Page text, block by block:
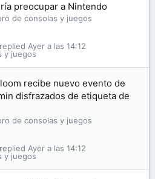
preocupar a Nintendo
de consolas y juegos
y juegos
Ayer a las 14:12
recibe nuevo evento de
disfrazados de etiqueta de
de consolas y juegos
y juegos
Ayer a las 14:12